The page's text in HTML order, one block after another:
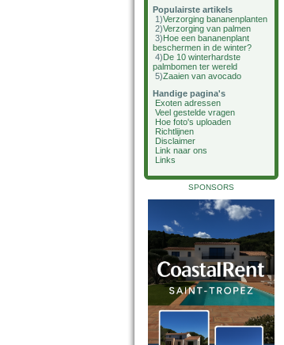
Populairste artikels
1)Verzorging bananenplanten
2)Verzorging van palmen
3)Hoe een bananenplant
beschermen in de winter?
4)De 10 winterhardste
palmbomen ter wereld
5)Zaaien van avocado
Handige pagina's
Exoten adressen
Veel gestelde vragen
Hoe foto's uploaden
Richtlijnen
Disclaimer
Link naar ons
Links
SPONSORS